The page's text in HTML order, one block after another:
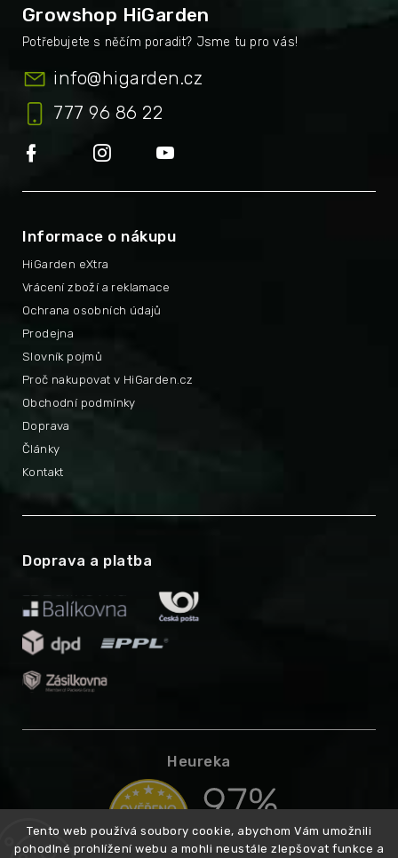
Tento web používá soubory cookie, abychom Vám umožnili
pohodlné prohlížení webu a mohli neustále zlepšovat funkce a
Growshop HiGarden
info@higarden.cz
777 96 86 22
Informace o nákupu
HiGarden eXtra
Proč nakupovat v HiGarden.cz
Vrácení zboží a reklamace
Obchodní podmínky
Ochrana osobních údajů
Doprava
Prodejna
Články
Slovník pojmů
Kontakt
Doprava a platba
Heureka